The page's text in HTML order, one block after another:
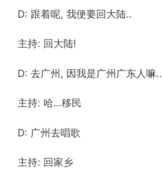
D: 跟着呢, 我便要回大陆..
主持: 回大陆!
D: 去广州, 因我是广州广东人嘛..
主持: 哈…移民
D: 广州去唱歌
主持: 回家乡